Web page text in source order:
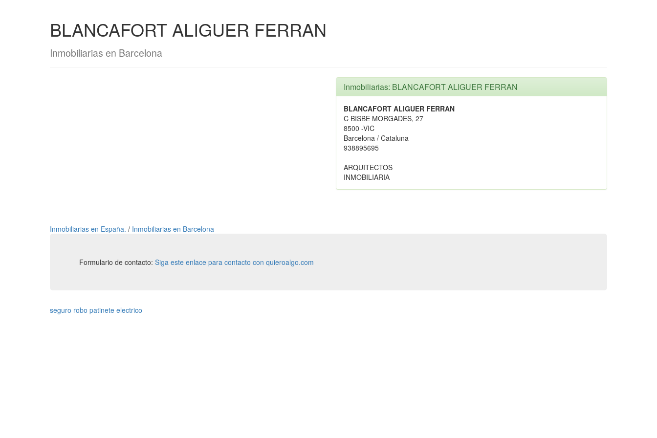
BLANCAFORT ALIGUER FERRAN
Inmobiliarias en Barcelona
Inmobiliarias: BLANCAFORT ALIGUER FERRAN
BLANCAFORT ALIGUER FERRAN
C BISBE MORGADES, 27
8500 -VIC
Barcelona / Cataluna
938895695
ARQUITECTOS
INMOBILIARIA
Inmobiliarias en España. / Inmobiliarias en Barcelona
Formulario de contacto: Siga este enlace para contacto con quieroalgo.com
seguro robo patinete electrico